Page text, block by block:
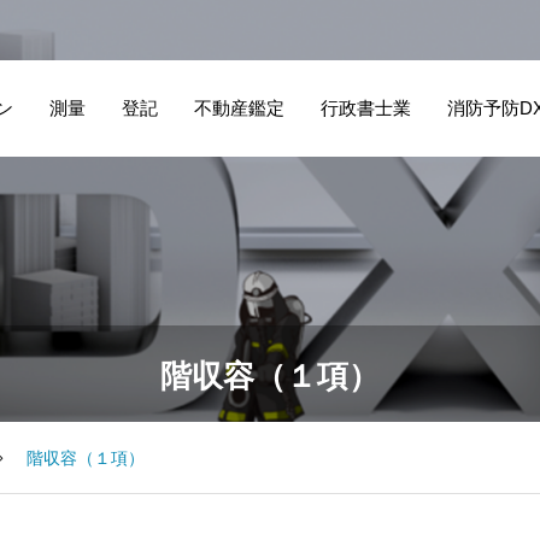
測量 登記 不動産鑑定 行政書士業 消防予防
階収容（１項）
階収容（１項）